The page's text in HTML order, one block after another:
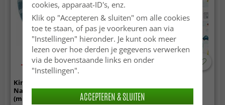
-50%
Kindervloerkleed -
Nachtwolken Rond
(multicolor)
Cars (multi)
cookies, apparaat-ID's, enz.
Klik op "Accepteren & sluiten" om alle cookies
toe te staan, of pas je voorkeuren aan via
"Instellingen" hieronder. Je kunt ook meer
lezen over hoe derden je gegevens verwerken
via de bovenstaande links en onder
"Instellingen".
ACCEPTEREN & SLUITEN